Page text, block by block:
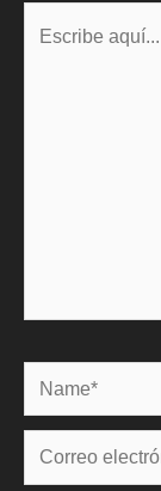
Name*
Correo
electrónico*